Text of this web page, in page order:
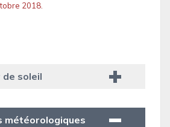
2018.
de soleil
météorologiques